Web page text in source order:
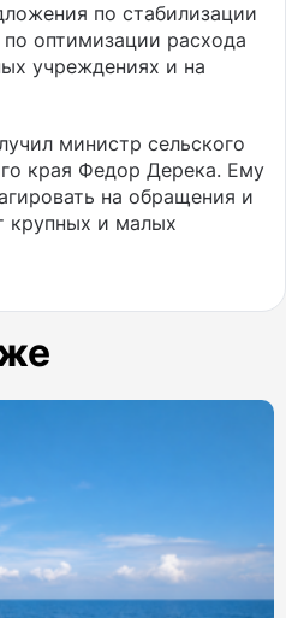
по стабилизации
оптимизации расхода
учреждениях и на
министр сельского
края Федор Дерека. Ему
на обращения и
крупных и малых